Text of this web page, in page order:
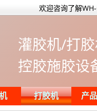
欢迎咨询了解
灌胶机/打
控胶施胶设
打胶机 产